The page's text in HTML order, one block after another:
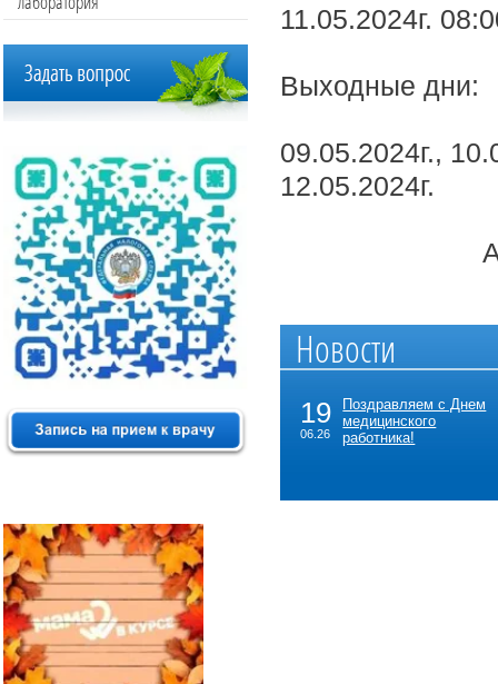
11.05.2024г.
Выходные дни:
09.05.2024г.,
12.05.2024г.
Новости
19
06.26
Поздравляем с Днем
медицинского
работника!